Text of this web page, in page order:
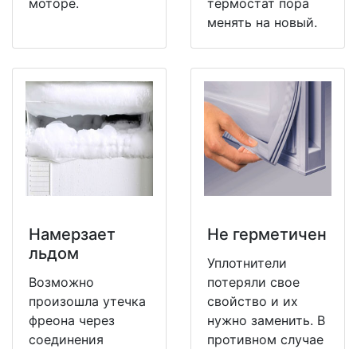
моторе.
термостат пора
менять на новый.
Намерзает
льдом
Возможно
произошла утечка
фреона через
соединения
Не герметичен
Уплотнители
потеряли свое
свойство и их
нужно заменить. В
противном случае